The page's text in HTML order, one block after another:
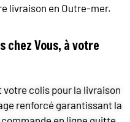
livraison en Outre-mer.
chez Vous, à votre
colis pour la livraison
renforcé garantissant la